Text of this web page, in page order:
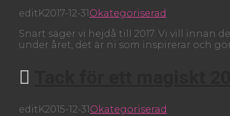
editK2017-12-31Okategoriserad
Snart säger vi hejdå till 2017. Vi vill innan
under året, det är ni som inspirerar och
editK2015-12-31 Okategoriserad